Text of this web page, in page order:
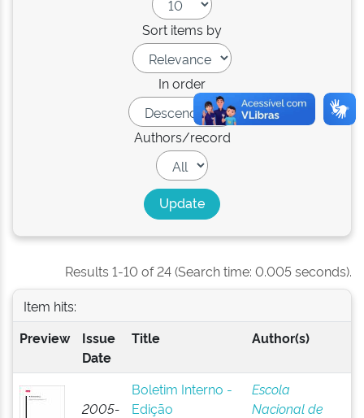
Sort items by
In order
Authors/record
Results 1-10 of 24 (Search time: 0.005 seconds).
Item hits:
Preview
Issue
Date
Title Author(s)
2005-
Boletim Interno -
Edição
Escola
Nacional de